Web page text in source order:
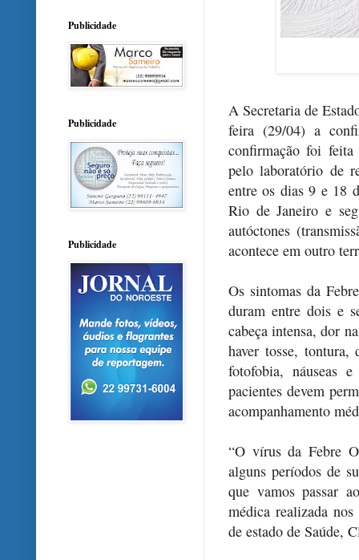
A Secretaria de
feira (29/04) a
confirmação foi
pelo laboratório de
entre os dias 9 e 18
Rio de Janeiro e
autóctones
acontece em outro
Os sintomas da
duram entre dois e
cabeça intensa, dor
haver tosse, tontura,
fotofobia, náuseas
pacientes devem
acompanhamento
“O vírus da Febre
alguns períodos de
que vamos passar
médica realizada
de estado de Saúde,
Publicidade
Publicidade
Publicidade